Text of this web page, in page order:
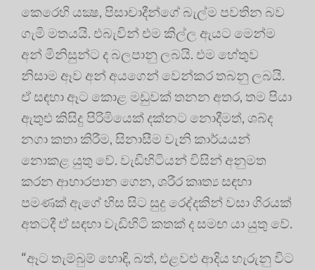
කෙරෙහි යක්‍ෂ, පිසාචාදීන්ගේ බැල්ම පවතින බව
ගැමි මතයයි. එබැවින් එම කිල්ල ඇයට මෙන්ම
අන් මිනිසුන්ට ද බලපානු ලබයි. එම හේතුව
නිසාම ඈව අන් අයගෙන් වෙන්කර තබනු ලබයි.
ඒ සඳහා ඈට කොළ මඩුවක්‌ තනන අතර, තම පියා
ඇතුළු කිසිදු පිරිමියෙක්‌ දක්‌නට නොදීමත්, ශබ්ද
නගා කතා කිරීම, සිනාසීම වැනි කාර්යයන්
නොකළ යුතු වේ. වැඩිහිටියන් විසින් අනුමත
කරන ආහාරපාන ගෙන, ශරීර කෘත්‍ය සඳහා
පමණක්‌ ඇගේ හිස සිට සුදු රෙද්දකින් වසා ගිරයක්‌
අතටදී ඒ සඳහා වැඩිහිටි කතක්‌ ද සමඟ යා යුතු වේ.
“ඈට තැම්බුම් හොඳි, බත්, එළවළු ආදිය හැරුනු විට